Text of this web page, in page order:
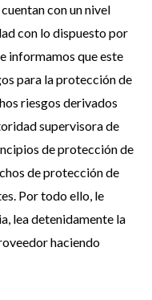
con un nivel
con lo dispuesto por
informamos que este
para la protección de
riesgos derivados
supervisora de
de protección de
de protección de
Por todo ello, le
lea detenidamente la
haciendo